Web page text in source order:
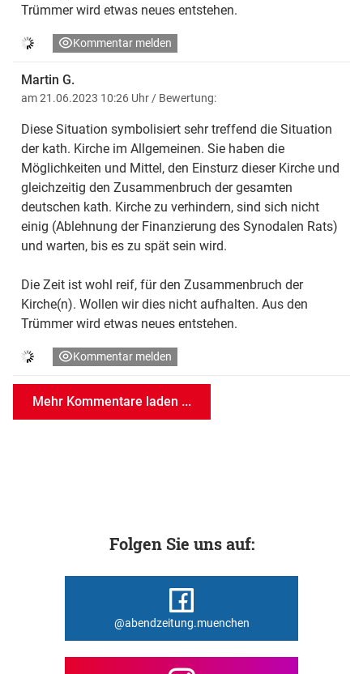
Trümmer wird etwas neues entstehen.
Kommentar melden
Martin G.
am 21.06.2023 10:26 Uhr/ Bewertung:
Diese Situation symbolisiert sehr treffend die Situation
der kath. Kirche im Allgemeinen. Sie haben die
Möglichkeiten und Mittel, den Einsturz dieser Kirche und
gleichzeitig den Zusammenbruch der gesamten
deutschen kath. Kirche zu verhindern, sind sich nicht
einig (Ablehnung der Finanzierung des Synodalen Rats)
und warten, bis es zu spät sein wird.
Die Zeit ist wohl reif, für den Zusammenbruch der
Kirche(n). Wollen wir dies nicht aufhalten. Aus den
Trümmer wird etwas neues entstehen.
Kommentar melden
Mehr Kommentare laden ...
Folgen Sie uns auf:
@abendzeitung.muenchen